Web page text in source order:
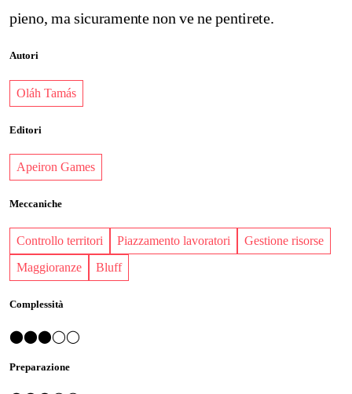
pieno, ma sicuramente non ve ne pentirete.
Autori
Oláh Tamás
Editori
Apeiron Games
Meccaniche
Controllo territori Piazzamento lavoratori
Gestione risorse
Maggioranze
Bluff
Complessità
⬤⬤⬤◯◯
Preparazione